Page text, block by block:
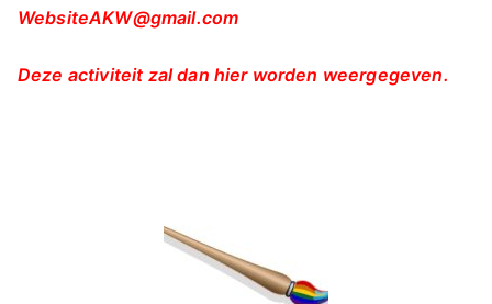
WebsiteAKW@gmail.com
Deze activiteit zal dan hier worden weergegeven.